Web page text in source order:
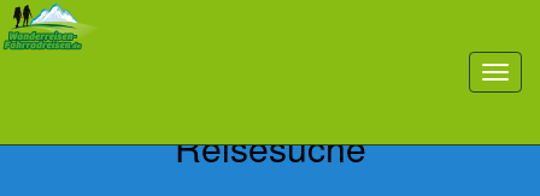
toggle
Reisesuche